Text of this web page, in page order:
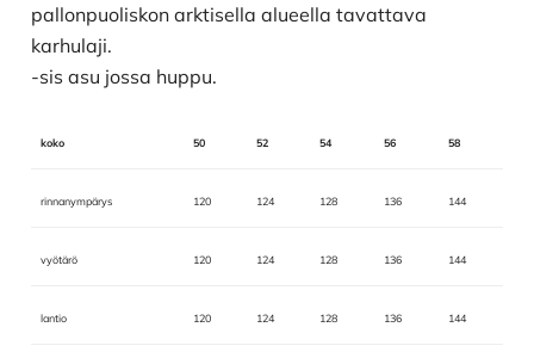
pallonpuoliskon arktisella alueella tavattava
karhulaji.
-sis asu jossa huppu.
koko 50 52 54 56 58
rinnanympärys 120 124 128 136 144
vyötärö 120 124 128 136 144
lantio 120 124 128 136 144